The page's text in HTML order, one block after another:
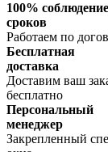
100% соблюдение
сроков
Работаем по
Бесплатная
доставка
Доставим ваш
бесплатно
Персональный
менеджер
Закрепленный